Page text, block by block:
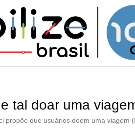
tal doar uma
propõe que usuários doem uma